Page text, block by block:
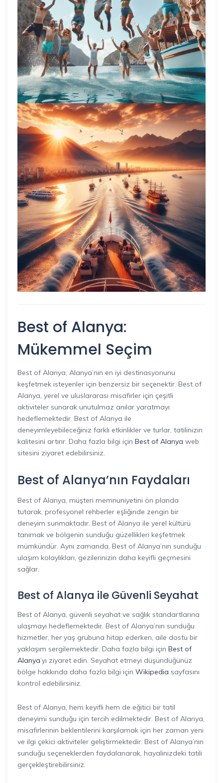
Best of Alanya:
Mükemmel Seçim
Best of Alanya, Alanya’nın en iyi destinasyonunu
keşfetmek isteyenler için benzersiz bir seçenektir. Best of
Alanya, yerel ve uluslararası misafirler için çeşitli
aktiviteler sunarak unutulmaz anılar yaratmayı
hedeflemektedir. Best of Alanya ile
deneyimleyebileceğiniz farklı etkinlikler ve turlar, tatilinizin
kalitesini artırır. Daha fazla bilgi için Best of Alanya web
sitesini ziyaret edebilirsiniz.
Best of Alanya’nın Faydaları
Best of Alanya, müşteri memnuniyetini ön planda
tutarak, profesyonel rehberler eşliğinde zengin bir
deneyim sunmaktadır. Best of Alanya ile yerel kültürü
tanımak ve bölgenin sunduğu güzellikleri keşfetmek
mümkündür. Aynı zamanda, Best of Alanya’nın sunduğu
ulaşım kolaylıkları, gezilerinizin daha keyifli geçmesini
sağlar.
Best of Alanya ile Güvenli Seyahat
Best of Alanya, güvenli seyahat ve sağlık standartlarına
ulaşmayı hedeflemektedir. Best of Alanya’nın sunduğu
hizmetler, her yaş grubuna hitap ederken, aile dostu bir
yaklaşım sergilemektedir. Daha fazla bilgi için Best of
Alanya’yı ziyaret edin. Seyahat etmeyi düşündüğünüz
bölge hakkında daha fazla bilgi için Wikipedia sayfasını
kontrol edebilirsiniz.
Best of Alanya, hem keyifli hem de eğitici bir tatil
deneyimi sunduğu için tercih edilmektedir. Best of Alanya,
misafirlerinin beklentilerini karşılamak için her zaman yeni
ve ilgi çekici aktiviteler geliştirmektedir. Best of Alanya’nın
sunduğu seçeneklerden faydalanarak, hayalinizdeki tatili
gerçekleştirebilirsiniz.